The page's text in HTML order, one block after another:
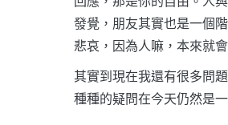
發覺，朋友其實也是一個
悲哀，因為人嘛，本來就
其實到現在我還有很多問
種種的疑問在今天仍然是